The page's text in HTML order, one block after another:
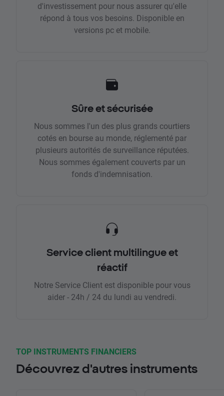
d'investissement pour nous assurer qu'elle
répond à tous vos besoins. Disponible en
versions pc et mobile.
Sûre et sécurisée
Nous sommes l'un des plus grands courtiers
cotés en bourse au monde, réglementé par
plusieurs autorités de surveillance réputées.
Nous sommes également couverts par un
fonds d'indemnisation.
Service client multilingue et
réactif
Notre Service Client est disponible pour vous
aider - 24h / 24 du lundi au vendredi.
TOP INSTRUMENTS FINANCIERS
Découvrez d'autres instruments